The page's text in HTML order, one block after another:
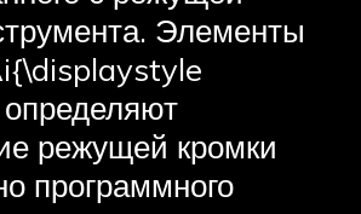
Элементы
режущей кромки
программного